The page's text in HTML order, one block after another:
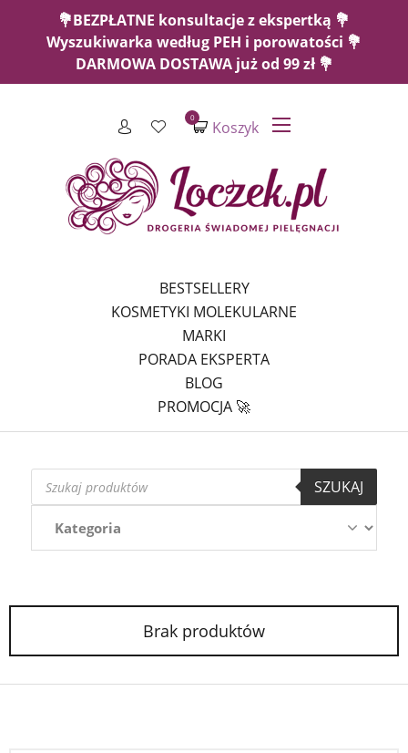
💐BEZPŁATNE konsultacje z ekspertką 💐
Wyszukiwarka według PEH i porowatości 💐
DARMOWA DOSTAWA już od 99 zł 💐
Koszyk
0
BESTSELLERY
KOSMETYKI MOLEKULARNE
MARKI
PORADA EKSPERTA
BLOG
PROMOCJA 🚀
Wyszukiwarka
produktów
SZUKAJ
Brak produktów